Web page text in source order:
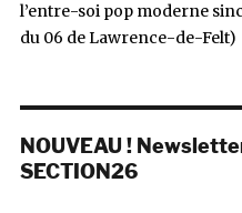
l’entre-soi pop moderne
du 06 de Lawrence-de-Felt)
NOUVEAU !
SECTION26